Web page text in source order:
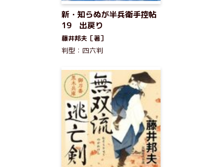
新・知らぬが半兵衛手控帖
19 出戻り
藤井邦夫［著］
判型：四六判